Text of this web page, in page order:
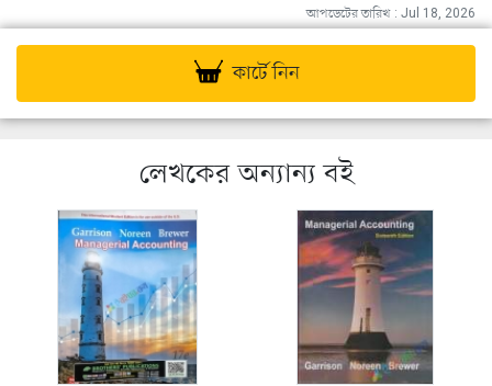
আপডেটের তারিখ : Jul 18, 2026
কার্টে নিন
লেখকের অন্যান্য বই